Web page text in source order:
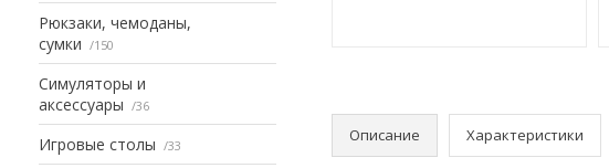
Рюкзаки, чемоданы,
сумки
150
Симуляторы и
аксессуары
36
Игровые столы 33
Описание Характеристики